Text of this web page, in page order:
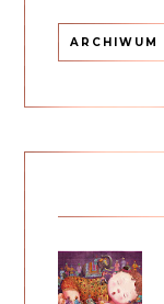
ARCHIWUM